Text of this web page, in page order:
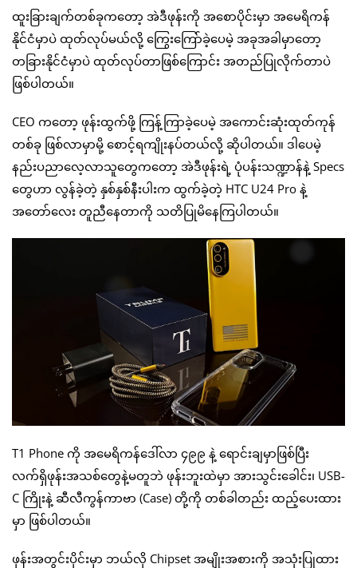
ထူးခြားချက်တစ်ခုကတော့ အဲဒီဖုန်းကို အစောပိုင်းမှာ အမေရိကန်
နိုင်ငံမှာပဲ ထုတ်လုပ်မယ်လို့ ကြွေးကြော်ခဲ့ပေမဲ့ အခုအခါမှာတော့
တခြားနိုင်ငံမှာပဲ ထုတ်လုပ်တာဖြစ်ကြောင်း အတည်ပြုလိုက်တာပဲ
ဖြစ်ပါတယ်။
CEO ကတော့ ဖုန်းထွက်ဖို့ ကြန့်ကြာခဲ့ပေမဲ့ အကောင်းဆုံးထုတ်ကုန်
တစ်ခု ဖြစ်လာမှာမို့ စောင့်ရကျိုးနပ်တယ်လို့ ဆိုပါတယ်။ ဒါပေမဲ့
နည်းပညာလေ့လာသူတွေကတော့ အဲဒီဖုန်းရဲ့ ပုံပန်းသဏ္ဍာန်နဲ့ Specs
တွေဟာ လွန်ခဲ့တဲ့ နှစ်နှစ်နီးပါးက ထွက်ခဲ့တဲ့ HTC U24 Pro နဲ့
အတော်လေး တူညီနေတာကို သတိပြုမိနေကြပါတယ်။
T1 Phone ကို အမေရိကန်ဒေါ်လာ ၄၉၉ နဲ့ ရောင်းချမှာဖြစ်ပြီး
လက်ရှိဖုန်းအသစ်တွေနဲ့မတူဘဲ ဖုန်းဘူးထဲမှာ အားသွင်းခေါင်း၊ USB-
C ကြိုးနဲ့ ဆီလီကွန်ကာဗာ (Case) တို့ကို တစ်ခါတည်း ထည့်ပေးထား
မှာ ဖြစ်ပါတယ်။
ဖုန်းအတွင်းပိုင်းမှာ ဘယ်လို Chipset အမျိုးအစားကို အသုံးပြုထား